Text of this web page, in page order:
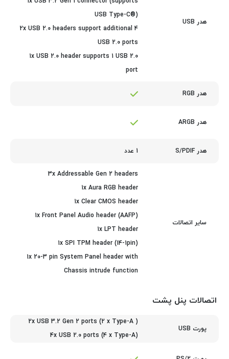
هدر USB
USB Type-C®)
2x USB 2.0 headers support additional 4
USB 2.0 ports
1x USB 2.0 header supports 1 USB 2.0
port
هدر RGB
هدر ARGB
هدر S/PDIF 1 عدد
سایر اتصالات
3x Addressable Gen 2 headers
1x Aura RGB header
1x Clear CMOS header
1x Front Panel Audio header (AAFP)
1x LPT header
1x SPI TPM header (14-1pin)
1x 20-3 pin System Panel header with
Chassis intrude function
اتصالات پنل پشت
پورت USB
2x USB 3.2 Gen 2 ports (2 x Type-A )
4x USB 2.0 ports (4 x Type-A)